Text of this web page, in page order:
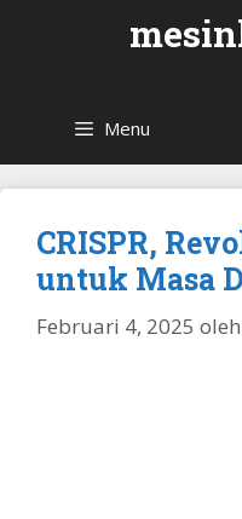
Menu
CRISPR,
untuk Masa
Februari 4, 2025 oleh